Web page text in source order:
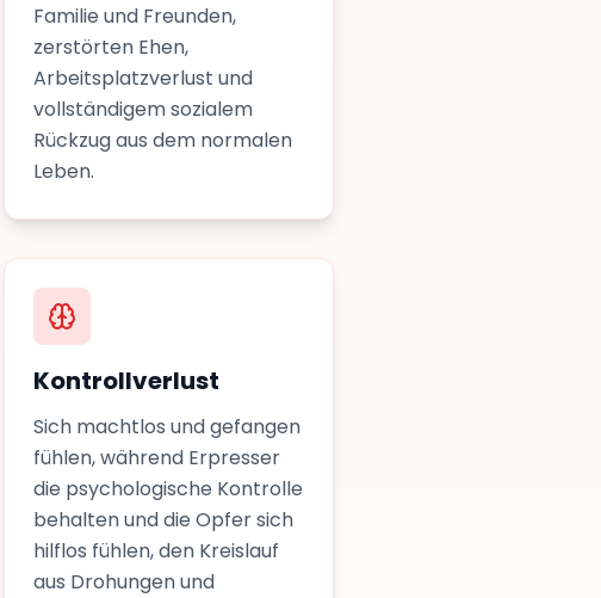
Familie und Freunden,
zerstörten Ehen,
Arbeitsplatzverlust und
vollständigem sozialem
Rückzug aus dem normalen
Leben.
Kontrollverlust
Sich machtlos und gefangen
fühlen, während Erpresser
die psychologische Kontrolle
behalten und die Opfer sich
hilflos fühlen, den Kreislauf
aus Drohungen und